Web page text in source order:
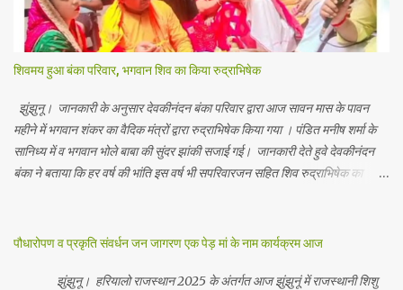
शिवमय हुआ बंका परिवार, भगवान शिव का किया रुद्राभिषेक
झुंझुनू। जानकारी के अनुसार देवकीनंदन बंका परिवार द्वारा आज सावन मास के पावन
महीने में भगवान शंकर का वैदिक मंत्रों द्वारा रुद्राभिषेक किया गया । पंडित मनीष शर्मा के
सानिध्य में व भगवान भोले बाबा की सुंदर झांकी सजाई गई। जानकारी देते हुवे देवकीनंदन
बंका ने बताया कि हर वर्ष की भांति इस वर्ष भी सपरिवारजन सहित शिव रुद्राभिषेक का
भाविक, लाडो, मीना, रेनू, निर्मला, दीक्षा, मनीषा आदि सभी परिवार जन उपस्थित रहे।
guarantee the information is 100% accurate
पौधारोपण व प्रकृति संवर्धन जन जागरण एक पेड़ मां के नाम कार्यक्रम आज
झुंझुनू। हरियालो राजस्थान 2025 के अंतर्गत आज झुंझुनूं में राजस्थानी शिशु